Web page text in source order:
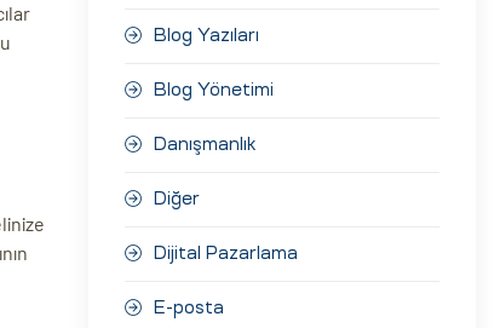
Blog Yazıları
Blog Yönetimi
Danışmanlık
Diğer
Dijital Pazarlama
E-posta